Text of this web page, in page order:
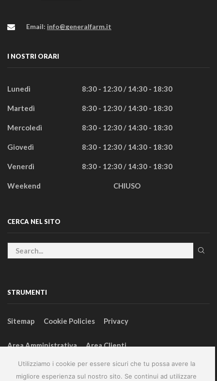
Utilizziamo i cookie per essere sicuri che tu possa avere la
migliore esperienza sul nostro sito. Se continui ad utilizzare
Email: info@generalfarm.it
I NOSTRI ORARI
Lunedì 8:30 - 12:30 / 14:30 - 18:30
Martedì 8:30 - 12:30 / 14:30 - 18:30
Mercoledì 8:30 - 12:30 / 14:30 - 18:30
Giovedì 8:30 - 12:30 / 14:30 - 18:30
Venerdì 8:30 - 12:30 / 14:30 - 18:30
Weekend CHIUSO
CERCA NEL SITO
STRUMENTI
Sitemap Cookie Policies Privacy
Area Amministrativa Area Clienti